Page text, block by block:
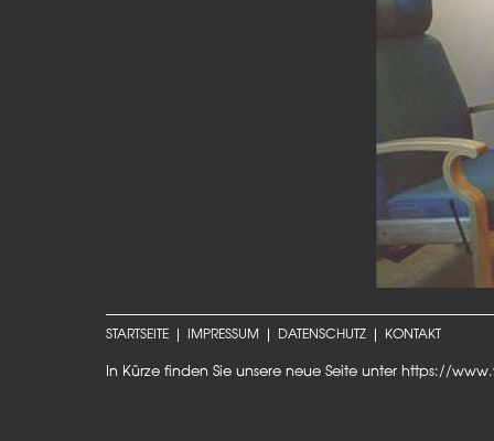
STARTSEITE IMPRESSUM DATENSCHUTZ KONTAKT
In Kürze finden Sie unsere neue Seite unter https://